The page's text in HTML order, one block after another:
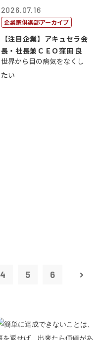
2026.07.16
企業家倶楽部アーカイブ
【注目企業】アキュセラ会
長・社長兼ＣＥＯ窪田 良
世界から目の病気をなくし
たい
4 5 6